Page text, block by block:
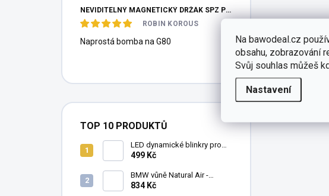
Na bawodeal.cz
obsahu, zobrazování
Svůj souhlas můžeš
Nastavení
NEVIDITELNÝ MAGNETICKÝ DRŽÁK SPZ PRO 2 ZNAČKY - REVOKE
ROBIN KOROUS
Naprostá bomba na G80
TOP 10 PRODUKTŮ
LED dynamické blinkry pro
BMW E90/E91/E92 05-11,
499 Kč
BMW vůně Natural Air -
startovní balíček
834 Kč